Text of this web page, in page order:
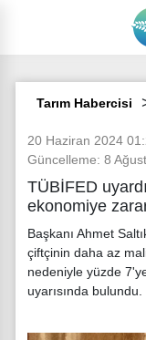
Tarım Habercisi
20 Haziran 2024
Güncelleme: 8
TÜBİFED
ekonomiye
Başkanı Ahmet
çiftçinin daha az
nedeniyle yüzde
uyarısında bulundu.